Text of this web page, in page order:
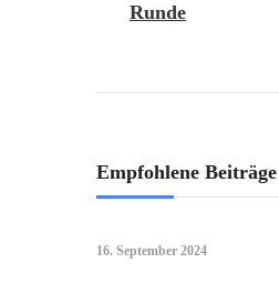
Navigation
Runde
Empfohlene Beiträge
16. September 2024